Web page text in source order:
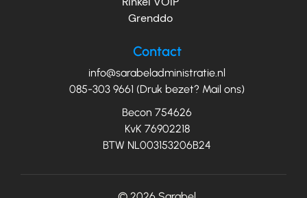
Grenddo
Contact
info@sarabeladministratie.nl
085-303 9661 (Druk bezet? Mail ons)
Becon 754626
KvK 76902218
BTW NL003153206B24